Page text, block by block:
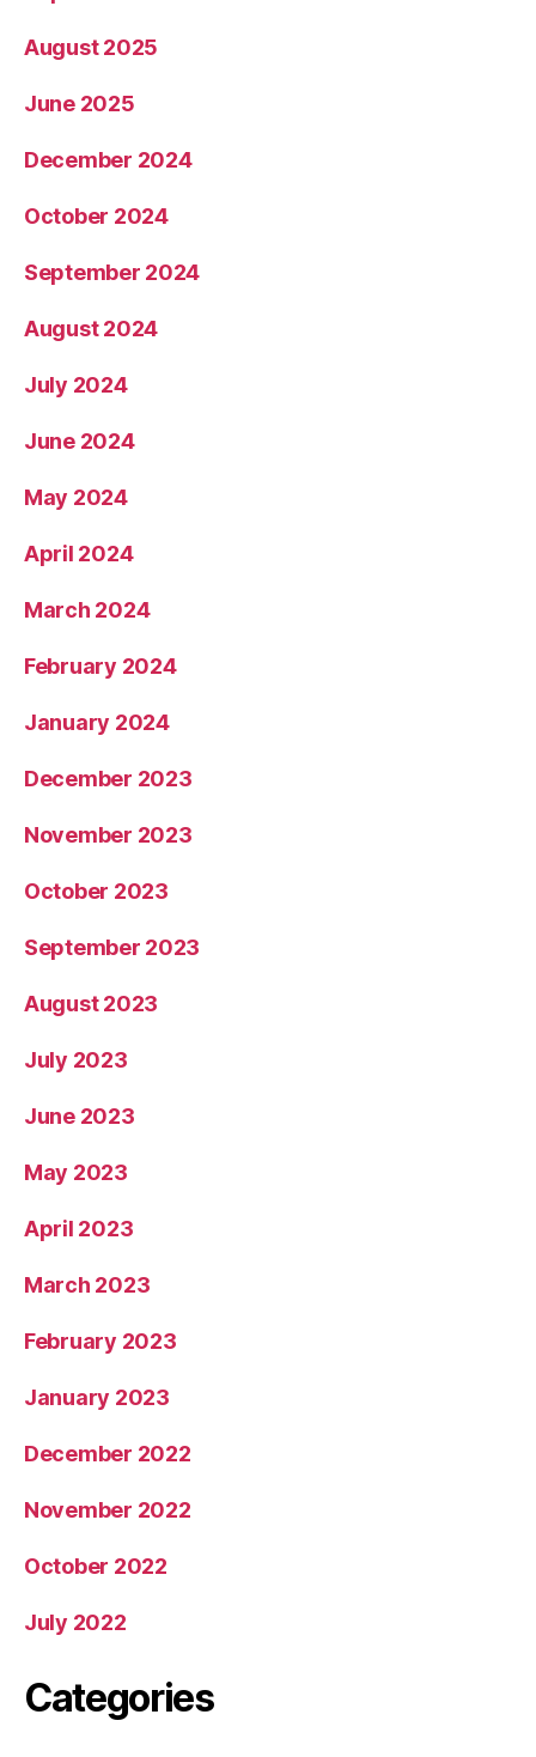
August 2025
June 2025
December 2024
October 2024
September 2024
August 2024
July 2024
June 2024
May 2024
April 2024
March 2024
February 2024
January 2024
December 2023
November 2023
October 2023
September 2023
August 2023
July 2023
June 2023
May 2023
April 2023
March 2023
February 2023
January 2023
December 2022
November 2022
October 2022
July 2022
Categories